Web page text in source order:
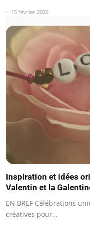
15 février 2026
Inspiration et idées
Valentin et la
EN BREF Célébrations
créatives pour…